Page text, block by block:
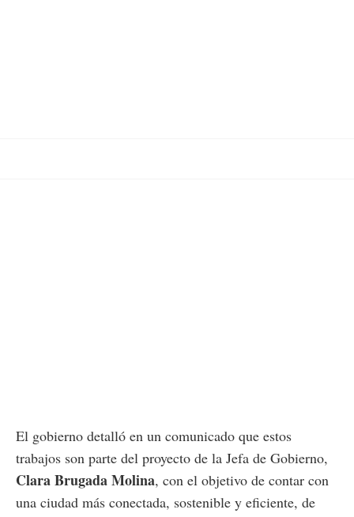
El gobierno detalló en un comunicado que estos
trabajos son parte del proyecto de la Jefa de Gobierno,
Clara Brugada Molina, con el objetivo de contar con
una ciudad más conectada, sostenible y eficiente, de